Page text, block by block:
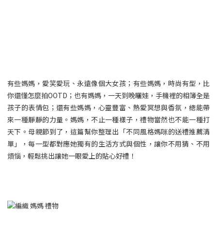
有些媽媽，愛笑愛玩、永遠像個大女孩；有些媽媽，時尚有型，比
你還懂怎麼拍OOTD；也有媽媽，一天到晚曬娃，手機裡的相簿全是
孩子的表情包；還有些媽媽，心靈豐富、熱愛冥想與香氛，總能帶
來一種靜靜的力量。媽媽，不止一種樣子，禮物當然也不能一種打
天下。母親節到了，這篇幫你整理出「不同風格媽咪的送禮推薦清
單」，每一型都對應她獨有的生活方式與個性，讓你不用猜、不用
煩惱，輕鬆挑出讓她一眼愛上的貼心好禮！